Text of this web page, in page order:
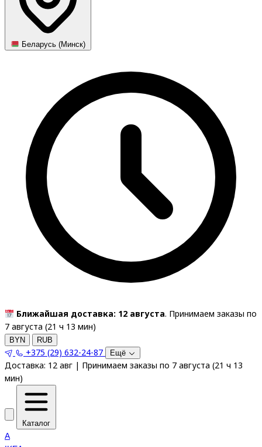
Беларусь (Минск)
Ближайшая доставка: 12 августа. Принимаем заказы по
7 августа (21 ч 13 мин)
BYN RUB
+375 (29) 632-24-87 Ещё
Доставка: 12 авг | Принимаем заказы по 7 августа (21 ч 13
мин)
Каталог
A